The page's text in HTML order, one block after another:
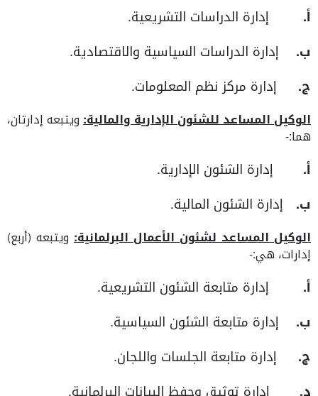
‌أ.
إدارة الدراسات التشريعية.
‌ب.
إدارة الدراسات السياسية والاقتصادية.
‌ج.
إدارة مركز نظم المعلومات.
الوكيل المساعد للشئون الإدارية والمالية:ويتبعه إدارتان،
هما:-
أ‌.
إدارة الشئون الإدارية.
ب‌. إدارة الشئون المالية.
الوكيل المساعد لشئون الأعمال البرلمانية: ويتبعه (أربع)
إدارات، هي:-
‌أ.
إدارة متابعة الشئون التشريعية.
‌ب.
إدارة متابعة الشئون السياسية.
‌ج.
إدارة متابعة الجلسات واللجان.